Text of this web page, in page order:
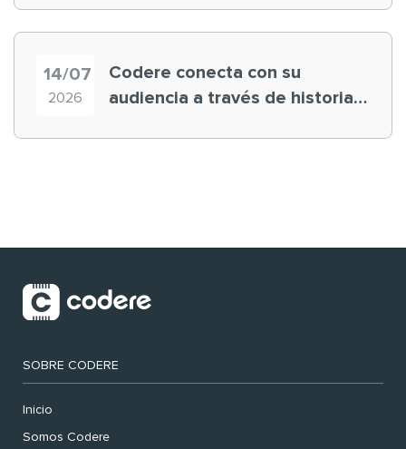
14/07
2026
Codere conecta con su
audiencia a través de historias
SOBRE CODERE
Inicio
Somos Codere